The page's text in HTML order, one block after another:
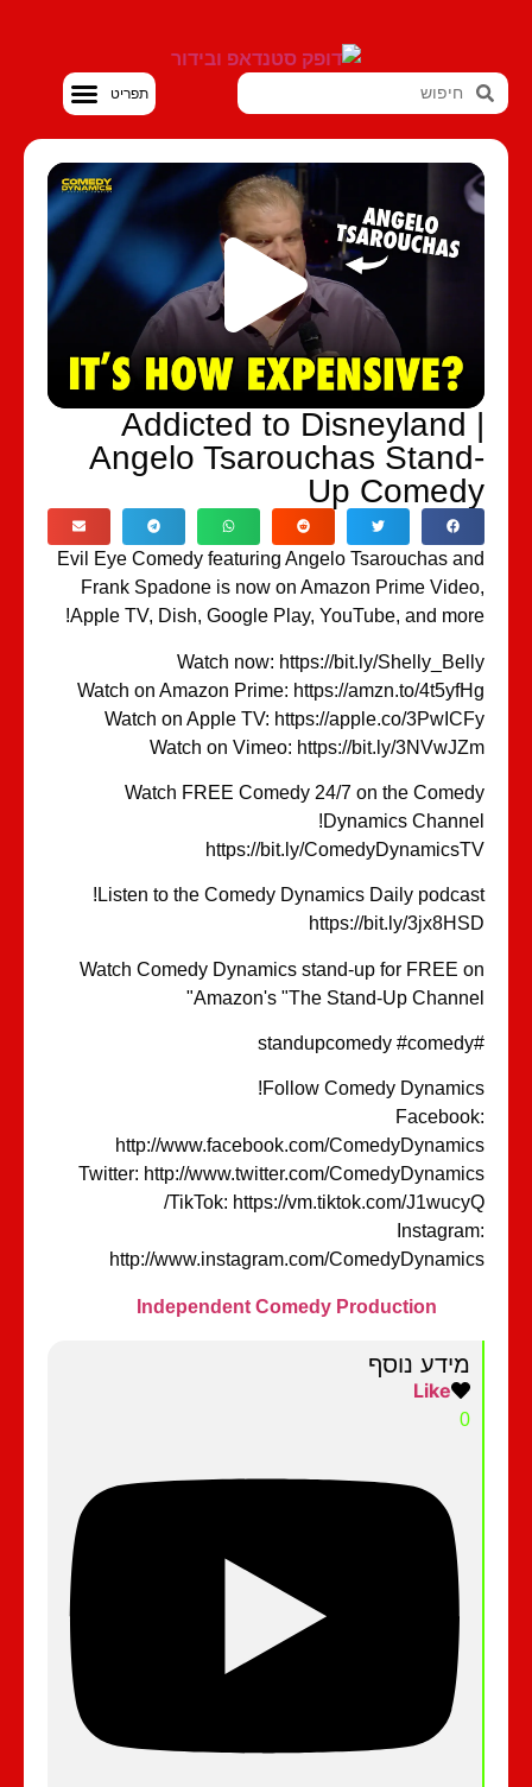
Addicted to Disneyland
Angelo Tsarouchas
Up
Evil Eye Comedy featuring Angelo Tsarouchas
Frank Spadone is now on Amazon Prime
Apple TV, Dish, Google Play, YouTube, and
Watch now: https://bit.ly/
Watch on Amazon Prime: https://amzn.to/
Watch on Apple TV: https://apple.co/
Watch on Vimeo: https://bit.ly/
Watch FREE Comedy 24/7 on the
Dynamics
https://bit.ly/
Listen to the Comedy Dynamics Daily
https://bit.ly/
Watch Comedy Dynamics stand-up for FREE
Amazon's "The Stand-Up
Follow Comedy
http://www.facebook.com/
Twitter: http://www.twitter.com/
TikTok: https://vm.tiktok.com/
http://www.instagram.com/
Independent Comedy Production
מידע נוסף